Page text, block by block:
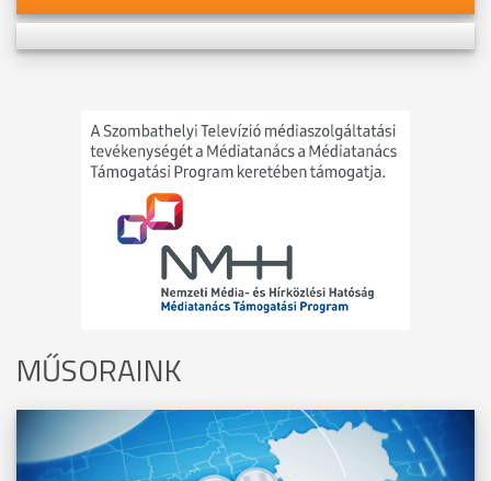
MŰSORAINK